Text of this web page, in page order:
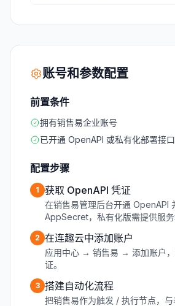
账号和参数配置
前置条件
拥有销售易企业账号
已开通 OpenAPI 或私有化部署接
配置步骤
1 获取 OpenAPI 凭证
在销售易管理后台开通 OpenAPI
AppSecret，私有化版需提供服务
2 在连趣云中添加账户
应用中心 → 销售易 → 添加账户
证。
3 搭建自动化流程
把销售易作为触发 / 执行节点，与